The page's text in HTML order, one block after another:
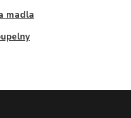
madla